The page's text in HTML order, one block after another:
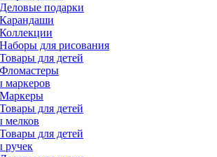
подарки
для рисования
для детей
маркеров
для детей
мелков
для детей
ручек